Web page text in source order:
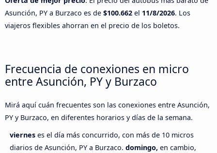
Asunción, PY a Burzaco es de $100.662 el 11/8/2026. Los
viajeros flexibles ahorran en el precio de los boletos.
Frecuencia de conexiones en micro
entre Asunción, PY y Burzaco
Mirá aquí cuán frecuentes son las conexiones entre Asunción,
PY y Burzaco, en diferentes horarios y días de la semana.
viernes es el día más concurrido, con más de 10 micros
diarios de Asunción, PY a Burzaco. domingo, en cambio,